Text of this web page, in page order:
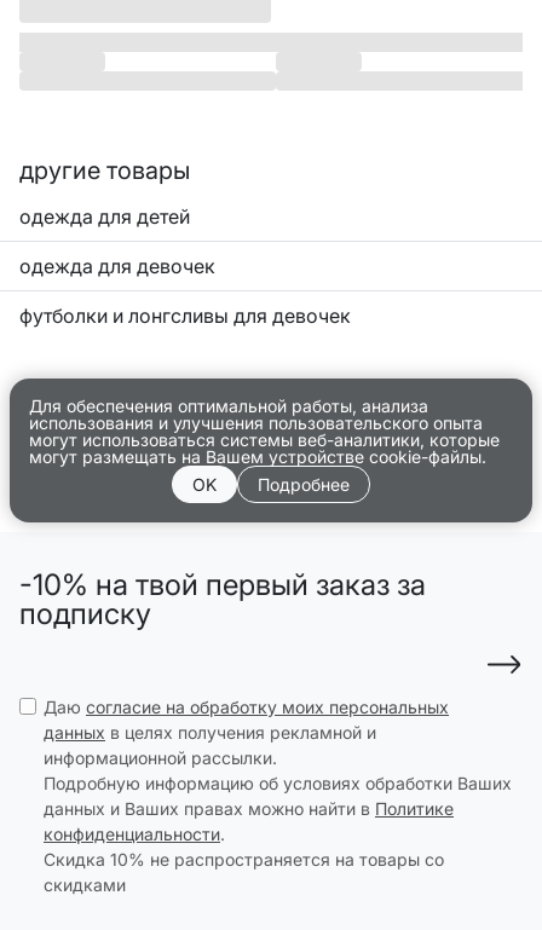
другие товары
одежда для детей
одежда для девочек
футболки и лонгсливы для девочек
Для обеспечения оптимальной работы, анализа
использования и улучшения пользовательского опыта
могут использоваться системы веб-аналитики, которые
могут размещать на Вашем устройстве cookie-файлы.
OK
Подробнее
-10% на твой первый заказ за
подписку
Даю согласие на обработку моих персональных
данных в целях получения рекламной и
информационной рассылки.
Подробную информацию об условиях обработки Ваших
данных и Ваших правах можно найти в Политике
конфиденциальности.
Скидка 10% не распространяется на товары со
скидками